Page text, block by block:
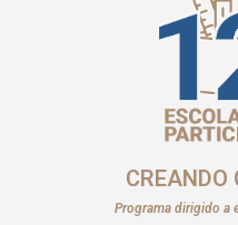
CREANDO
Programa dirigido a